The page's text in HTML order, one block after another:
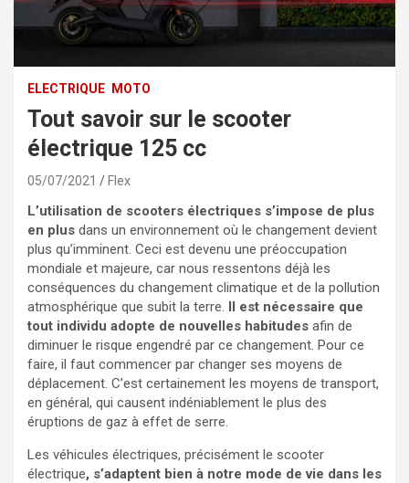
ELECTRIQUE MOTO
Tout savoir sur le scooter
électrique 125 cc
05/07/2021 Flex
L’utilisation de scooters électriques s’impose de plus
en plus dans un environnement où le changement devient
plus qu’imminent. Ceci est devenu une préoccupation
mondiale et majeure, car nous ressentons déjà les
conséquences du changement climatique et de la pollution
atmosphérique que subit la terre. Il est nécessaire que
tout individu adopte de nouvelles habitudes afin de
diminuer le risque engendré par ce changement. Pour ce
faire, il faut commencer par changer ses moyens de
déplacement. C’est certainement les moyens de transport,
en général, qui causent indéniablement le plus des
éruptions de gaz à effet de serre.
Les véhicules électriques, précisément le scooter
électrique, s’adaptent bien à notre mode de vie dans les